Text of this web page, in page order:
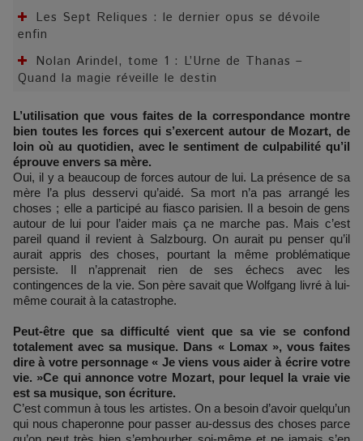
Les Sept Reliques : le dernier opus se dévoile
enfin
Nolan Arindel, tome 1 : L’Urne de Thanas –
Quand la magie réveille le destin
L’utilisation que vous faites de la correspondance montre
bien toutes les forces qui s’exercent autour de Mozart, de
loin où au quotidien, avec le sentiment de culpabilité qu’il
éprouve envers sa mère.
Oui, il y a beaucoup de forces autour de lui. La présence de sa
mère l’a plus desservi qu’aidé. Sa mort n’a pas arrangé les
choses ; elle a participé au fiasco parisien. Il a besoin de gens
autour de lui pour l’aider mais ça ne marche pas. Mais c’est
pareil quand il revient à Salzbourg. On aurait pu penser qu’il
aurait appris des choses, pourtant la même problématique
persiste. Il n’apprenait rien de ses échecs avec les
contingences de la vie. Son père savait que Wolfgang livré à lui-
même courait à la catastrophe.
Peut-être que sa difficulté vient que sa vie se confond
totalement avec sa musique. Dans « Lomax », vous faites
dire à votre personnage « Je viens vous aider à écrire votre
vie. »Ce qui annonce votre Mozart, pour lequel la vraie vie
est sa musique, son écriture.
C’est commun à tous les artistes. On a besoin d’avoir quelqu’un
qui nous chaperonne pour passer au-dessus des choses parce